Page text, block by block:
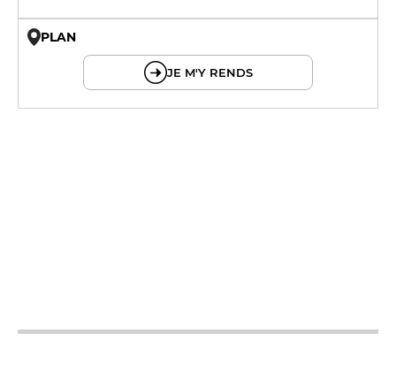
PLAN
JE M'Y RENDS